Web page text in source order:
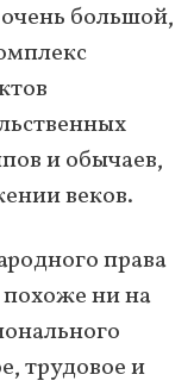
большой,
и обычаев,
веков.
права
похоже ни на
трудовое и